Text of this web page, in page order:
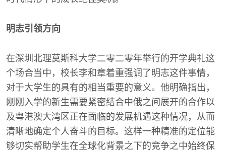
明志引领方向
在深圳北理莫斯科大学二零二零年举行的开学典礼这
个场合当中，校长李和章着重强调了明志这件事情，
对于大学生的具有的相当重要的意义。他明确指出，
刚刚入学的新生需要紧密结合中俄之间展开的合作以
及粤港澳大湾区正在面临的发展机遇这种情况，从而
清晰地确定个人奋斗的目标。这样一种精准的定位能
够切实帮助学生在全球化背景之下的竞争之中始终保